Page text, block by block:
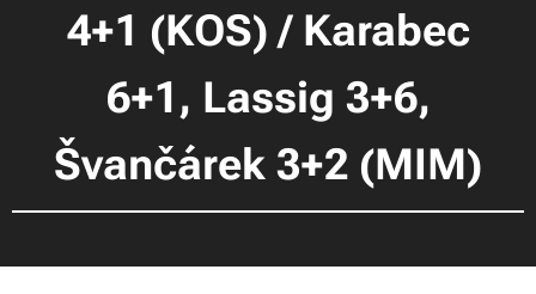
4+1 (KOS) / Karabec
6+1, Lassig 3+6,
Švančárek 3+2 (MIM)